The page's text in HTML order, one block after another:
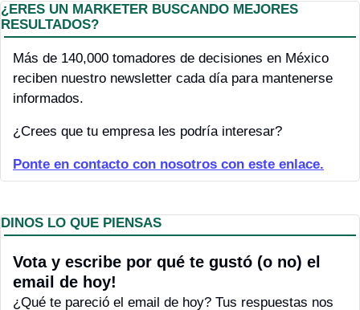
¿ERES UN MARKETER BUSCANDO MEJORES
RESULTADOS?
Más de 140,000 tomadores de decisiones en México
reciben nuestro newsletter cada día para mantenerse
informados.
¿Crees que tu empresa les podría interesar?
Ponte en contacto con nosotros con este enlace.
DINOS LO QUE PIENSAS
Vota y escribe por qué te gustó (o no) el
email de hoy!
¿Qué te pareció el email de hoy? Tus respuestas nos